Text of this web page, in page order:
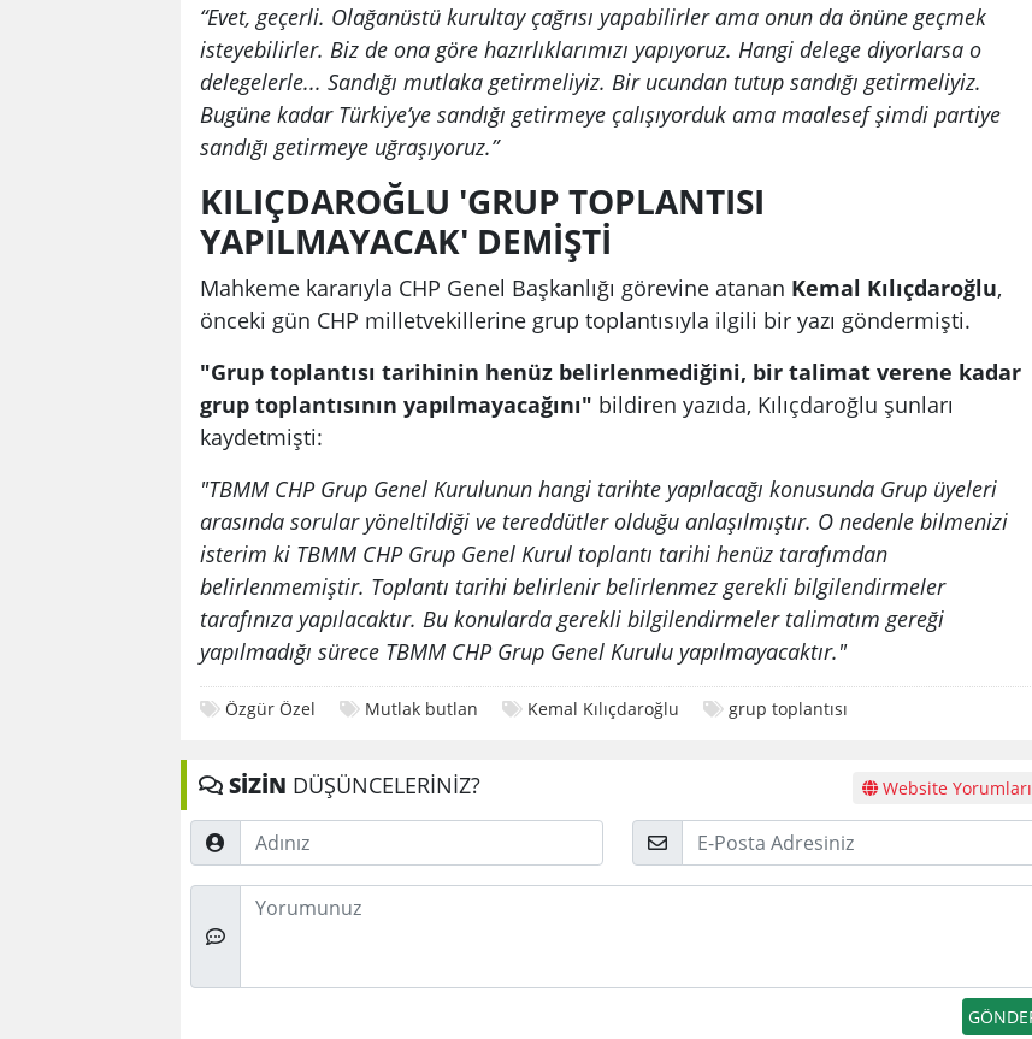
“Evet, geçerli. Olağanüstü kurultay çağrısı yapabilirler ama onun da önüne geçmek
isteyebilirler. Biz de ona göre hazırlıklarımızı yapıyoruz. Hangi delege diyorlarsa o
delegelerle... Sandığı mutlaka getirmeliyiz. Bir ucundan tutup sandığı getirmeliyiz.
Bugüne kadar Türkiye’ye sandığı getirmeye çalışıyorduk ama maalesef şimdi partiye
sandığı getirmeye uğraşıyoruz.”
KILIÇDAROĞLU 'GRUP TOPLANTISI
YAPILMAYACAK' DEMİŞTİ
Mahkeme kararıyla CHP Genel Başkanlığı görevine atanan Kemal Kılıçdaroğlu,
önceki gün CHP milletvekillerine grup toplantısıyla ilgili bir yazı göndermişti.
"Grup toplantısı tarihinin henüz belirlenmediğini, bir talimat verene kadar
grup toplantısının yapılmayacağını" bildiren yazıda, Kılıçdaroğlu şunları
kaydetmişti:
"TBMM CHP Grup Genel Kurulunun hangi tarihte yapılacağı konusunda Grup üyeleri
arasında sorular yöneltildiği ve tereddütler olduğu anlaşılmıştır. O nedenle bilmenizi
isterim ki TBMM CHP Grup Genel Kurul toplantı tarihi henüz tarafımdan
belirlenmemiştir. Toplantı tarihi belirlenir belirlenmez gerekli bilgilendirmeler
tarafınıza yapılacaktır. Bu konularda gerekli bilgilendirmeler talimatım gereği
yapılmadığı sürece TBMM CHP Grup Genel Kurulu yapılmayacaktır."
Özgür Özel Mutlak butlan Kemal Kılıçdaroğlu grup toplantısı
SİZİN DÜŞÜNCELERİNİZ? Website Yorumları
Adınız
Posta
Düşünceleriniz